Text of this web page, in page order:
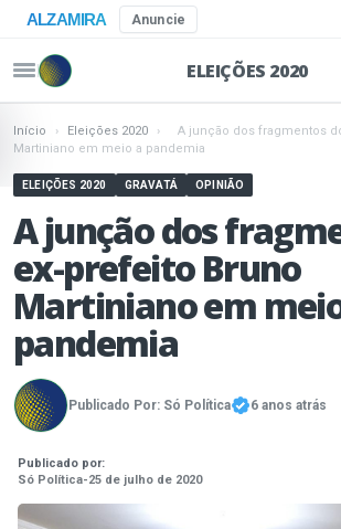
ALZAMIRA Anuncie
ELEIÇÕES 2020
Início › Eleições 2020 ›
A junção dos fragmentos
Martiniano em meio a pandemia
ELEIÇÕES 2020 GRAVATÁ OPINIÃO
A junção dos
ex-prefeito Bruno
Martiniano em
pandemia
Publicado Por: Só Política 6 anos atrás
Publicado por:
Só Política-25 de julho de 2020